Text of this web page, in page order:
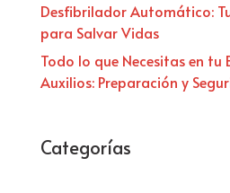
Desfibrilador Automático:
para Salvar Vidas
Todo lo que Necesitas en tu
Auxilios: Preparación y
Categorías